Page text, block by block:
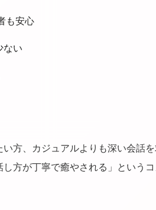
も安心
ない
方、カジュアルよりも深い会話
方が丁寧で癒やされる」という